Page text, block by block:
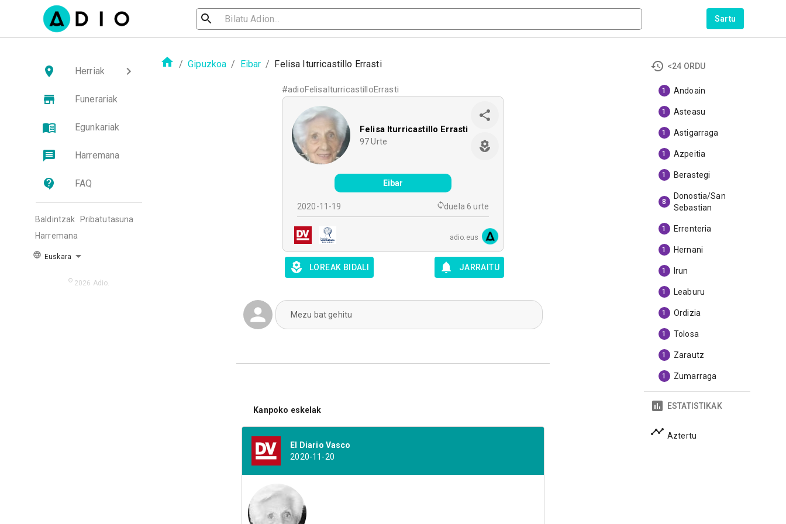
Sartu
Herriak
Funerariak
Egunkariak
Harremana
FAQ
Baldintzak
Pribatutasuna
Harremana
Euskara
© 2026 Adio.
/ Gipuzkoa / Eibar / Felisa Iturricastillo Errasti
#adioFelisaIturricastilloErrasti
Felisa Iturricastillo Errasti
97 Urte
Eibar
2020-11-19 duela 6 urte
adio.eus
LOREAK BIDALI JARRAITU
Mezu bat gehitu
Kanpoko eskelak
El Diario Vasco
2020-11-20
<24 ORDU
1 Andoain
1 Asteasu
1 Astigarraga
1 Azpeitia
1 Berastegi
8
Donostia/San
Sebastian
1 Errenteria
1 Hernani
1 Irun
1 Leaburu
1 Ordizia
1 Tolosa
1 Zarautz
1 Zumarraga
ESTATISTIKAK
Aztertu